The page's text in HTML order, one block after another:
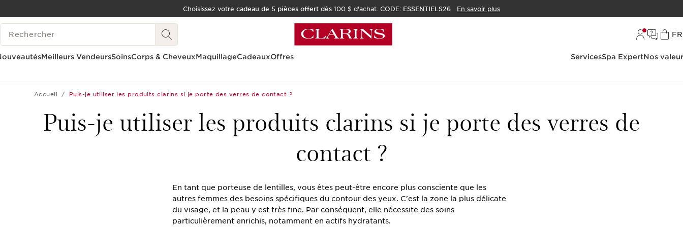
ALLER AU CONTENU
CONSULTER LE PIED DE PAGE
OUTIL D'ACCESSIBILITÉ
Choisissez votre cadeau de 5 pièces offert dès 100 $ d'achat. CODE: ESSENTIELS26
En savoir plus
HISTORIQUE DES RECHERCHES
FR
Meilleurs VendeursSoinsCorps & CheveuxMaquillageCadeauxOffres ServicesSpa ExpertNos
Accueil Puis-je utiliser les produits clarins si je porte des verres de contact ?
Puis-je utiliser les produits clarins si je porte des verres de
contact ?
En tant que porteuse de lentilles, vous êtes peut-être encore plus consciente que les
autres femmes des besoins spécifiques du contour des yeux. C'est la zone la plus délicate
du visage, et la peau y est très fine. Par conséquent, elle nécessite des soins
particulièrement enrichis, notamment en actifs hydratants.